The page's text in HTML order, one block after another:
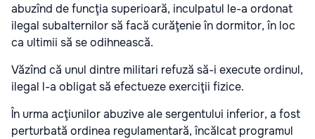
abuzînd de funcţia superioară, inculpatul le-a ordonat
ilegal subalternilor să facă curăţenie în dormitor, în loc
ca ultimii să se odihnească.
Văzînd că unul dintre militari refuză să-i execute ordinul,
ilegal l-a obligat să efectueze exerciţii fizice.
În urma acţiunilor abuzive ale sergentului inferior, a fost
perturbată ordinea regulamentară, încălcat programul